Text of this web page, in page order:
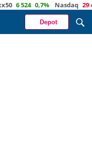
6 524 0,7% Nasdaq 29 457
Depot